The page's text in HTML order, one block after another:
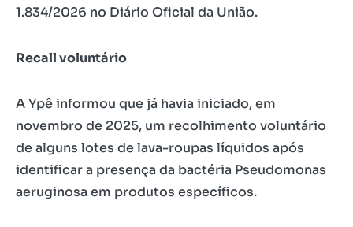
1.834/2026 no Diário Oficial da União.
Recall voluntário
A Ypê informou que já havia iniciado, em
novembro de 2025, um recolhimento voluntário
de alguns lotes de lava-roupas líquidos após
identificar a presença da bactéria Pseudomonas
aeruginosa em produtos específicos.